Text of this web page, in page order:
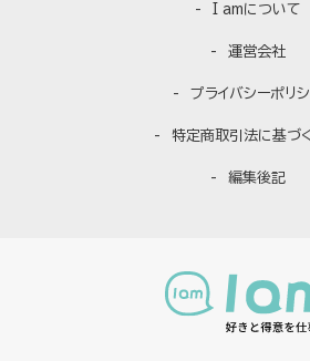
I amについて
運営会社
プライバシーポリ
特定商取引法に基づ
編集後記